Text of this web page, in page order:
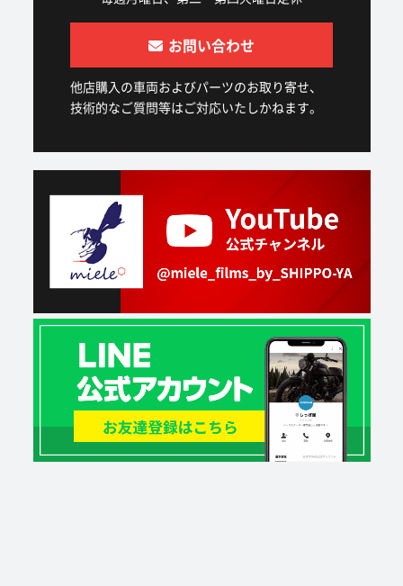
お問い合わせ
他店購入の車両およびパーツのお取り寄せ、
技術的なご質問等はご対応いたしかねます。